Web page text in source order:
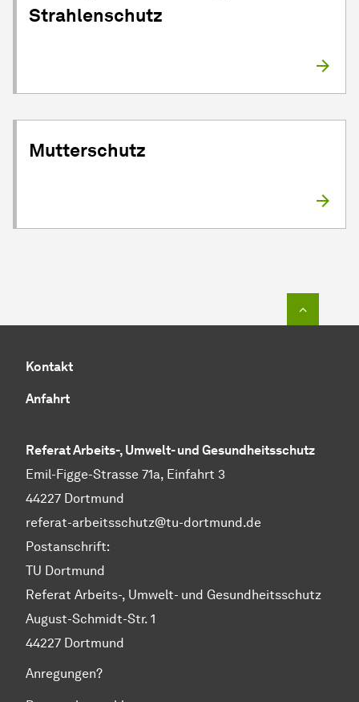
Strahlenschutz
Mutterschutz
Kontakt
Anfahrt
Referat Arbeits-, Umwelt- und Gesundheitsschutz
Emil-Figge-Strasse 71a, Einfahrt 3
44227 Dortmund
referat-arbeitsschutz@tu-dortmund.de
Postanschrift:
TU Dortmund
Referat Arbeits-, Umwelt- und Gesundheitsschutz
August-Schmidt-Str. 1
44227 Dortmund
Anregungen?